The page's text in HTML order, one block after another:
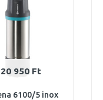
950 Ft
6100/5 inox